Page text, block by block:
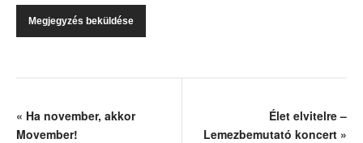
« Ha november, akkor
Movember!
Élet elvitelre –
Lemezbemutató koncert »